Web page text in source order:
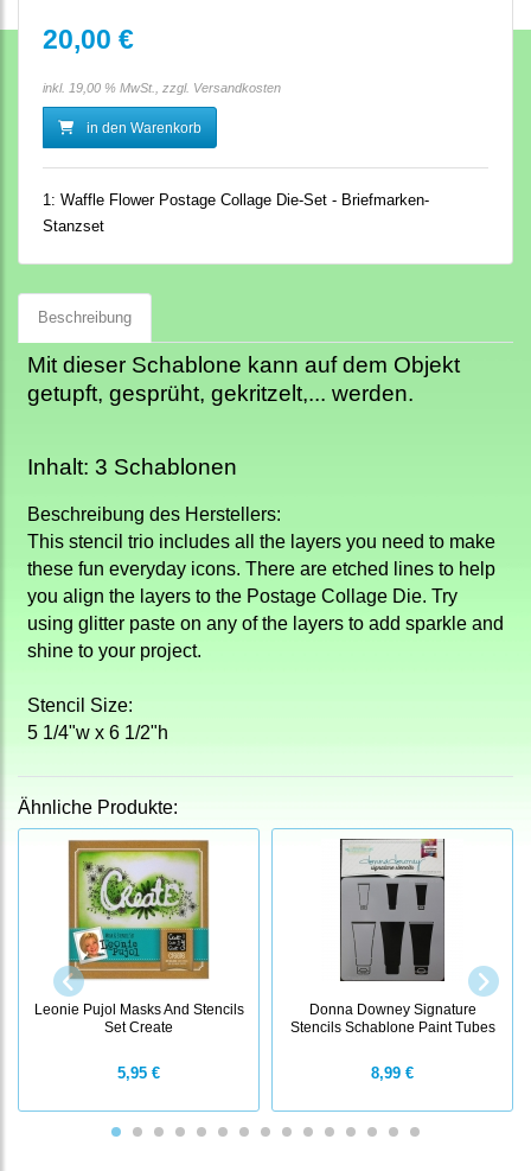
20,00 €
inkl. 19,00 % MwSt., zzgl. Versandkosten
in den Warenkorb
1: Waffle Flower Postage Collage Die-Set - Briefmarken-
Stanzset
Beschreibung
Mit dieser Schablone kann auf dem Objekt
getupft, gesprüht, gekritzelt,... werden.
Inhalt: 3 Schablonen
Beschreibung des Herstellers:
This stencil trio includes all the layers you need to make
these fun everyday icons. There are etched lines to help
you align the layers to the Postage Collage Die. Try
using glitter paste on any of the layers to add sparkle and
shine to your project.
Stencil Size:
5 1/4"w x 6 1/2"h
Ähnliche Produkte:
Leonie Pujol Masks And Stencils
Set Create
5,95 €
Donna Downey Signature
Stencils Schablone Paint Tubes
8,99 €